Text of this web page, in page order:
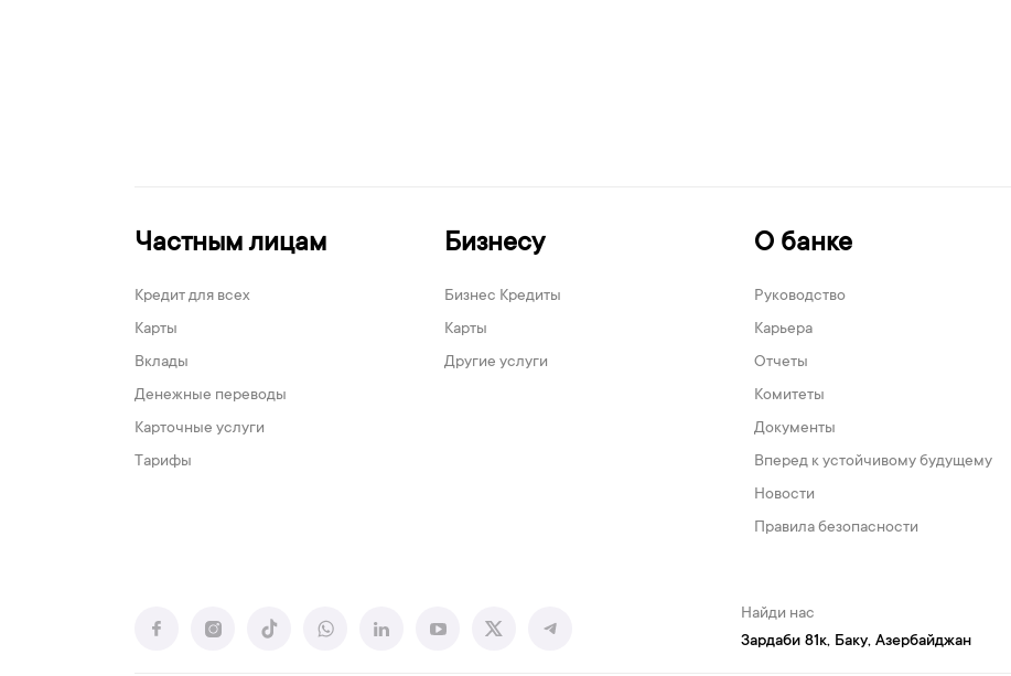
Частным лицам
Кредит для всех
Карты
Вклады
Денежные переводы
Карточные услуги
Тарифы
Бизнесу
Бизнес Кредиты
Карты
Другие услуги
О банке
Руководство
Карьера
Отчеты
Комитеты
Документы
Вперед к устойчивому будущему
Новости
Правила безопасности
Найди нас
Зардаби 81к, Баку, Азербайджан